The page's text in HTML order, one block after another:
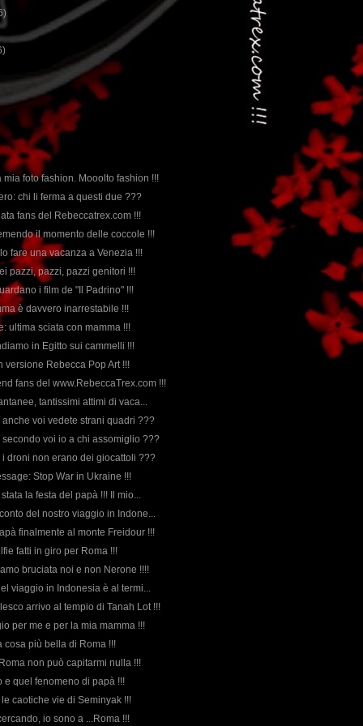
mia foto fashion. Mooolto fashion !!!
chi li ferma a questi due ???
fans del Rebeccatrex.com !!!
il momento delle coccole !!!
fare una vacanza a Venezia !!!
pazzi, pazzi, pazzi genitori !!!
i film de "Il Padrino" !!!
è davvero inarrestabile !!!
ultima sciata con mamma !!!
in Egitto sui cammelli !!!
versione Rebecca Pop Art !!!
fans del www.RebeccaTrex.com !!!
tantissimi attimi di vaca...
anche voi vedete strani quadri ???
secondo voi io a chi assomiglio ???
i droni non erano dei giocattoli ???
Stop War in Ukraine !!!
la festa del papà !!! Il mio...
del nostro viaggio in Indone...
finalmente al monte Freidour !!!
fatti in giro per Roma !!!
bruciata noi e non Nerone !!!!
viaggio in Indonesia è al termi...
arrivo al tempio di Tanah Lot !!!
per me e per la mia mamma !!!
cosa più bella di Roma !!!
non può capitarmi nulla !!!
e quel fenomeno di papà !!!
caotiche vie di Seminyak !!!
io sono a ...Roma !!!